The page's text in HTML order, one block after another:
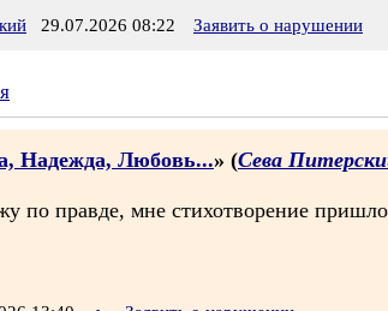
29.07.2026 08:22 Заявить о нарушении
Надежда, Любовь...» (Сева
по правде, мне стихотворение